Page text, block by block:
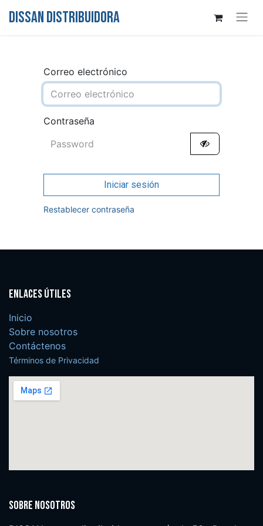
DISSAN DISTRIBUIDORA
Correo electrónico
Contraseña
Iniciar sesión
Restablecer contraseña
Enlaces útiles
Inicio
Sobre nosotros
Contáctenos
Términos de Privacidad
Sobre nosotros